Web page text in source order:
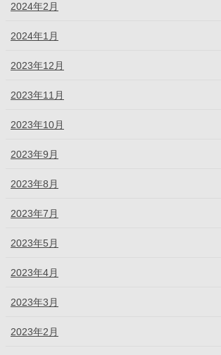
2024年2月
2024年1月
2023年12月
2023年11月
2023年10月
2023年9月
2023年8月
2023年7月
2023年5月
2023年4月
2023年3月
2023年2月